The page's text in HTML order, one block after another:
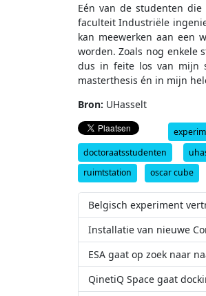
Eén van de studenten
faculteit Industriële
kan meewerken aan een
worden. Zoals nog enkele
dus in feite los van mijn
masterthesis én in mijn
Bron: UHasselt
doctoraatsstudenten
ruimtstation
oscar cube
Belgisch experiment
Installatie van nieuwe
ESA gaat op zoek naar
QinetiQ Space gaat